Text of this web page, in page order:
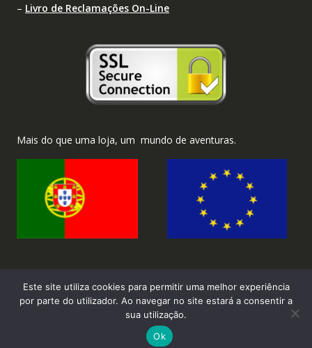
– Livro de Reclamações On-Line
Mais do que uma loja, um mundo de aventuras.
2026 ©Brinka.com.pt - Todos os direitos reservados.
Este site utiliza cookies para permitir uma melhor experiência
por parte do utilizador. Ao navegar no site estará a consentir a
sua utilização.
Ok